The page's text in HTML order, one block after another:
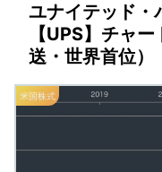
ユナイテッド・
【UPS】チャ
送・世界首位）
米国株式